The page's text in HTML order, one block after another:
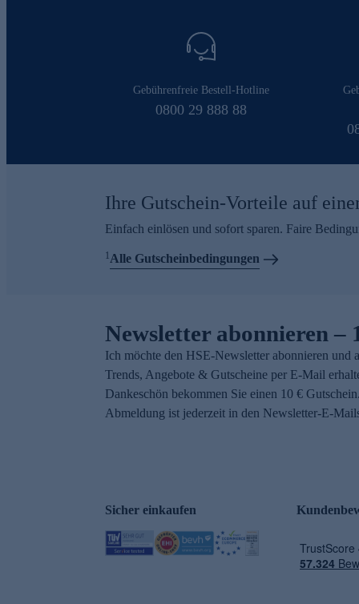
Gebührenfreie Bestell-Hotline
0800 29 888 88
Ihre Gutschein-Vorteile auf
Einfach einlösen und sofort sparen. Faire
1Alle Gutscheinbedingungen
Newsletter abonnieren –
Ich möchte den HSE-Newsletter abonnieren und
Trends, Angebote & Gutscheine per E-Mail
Dankeschön bekommen Sie einen 10 €
Abmeldung ist jederzeit in den Newsletter-E-
Sicher einkaufen